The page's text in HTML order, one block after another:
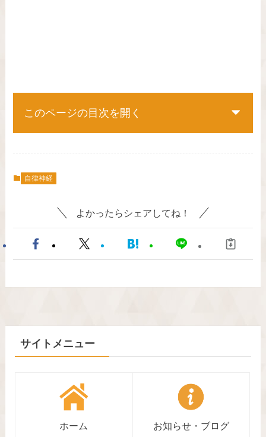
このページの目次を開く
自律神経
よかったらシェアしてね！
サイトメニュー
ホーム お知らせ・ブログ